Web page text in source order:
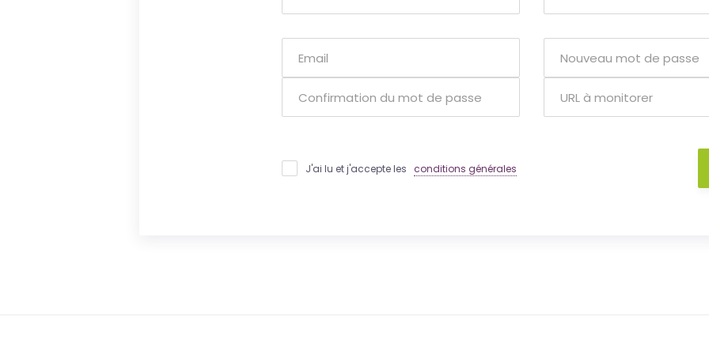
J'ai lu et j'accepte les conditions générales